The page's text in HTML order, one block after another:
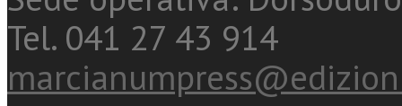
Tel. 041 27 43 914